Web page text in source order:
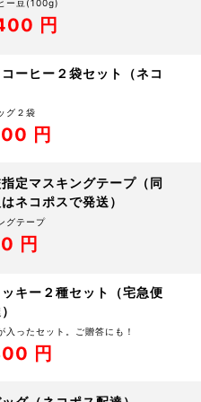
ー豆(100g)
円
ーヒー２袋セット（ネコ
グ２袋
円
定マスキングテープ（同
ネコポスで発送）
グテープ
円
キー２種セット（宅急便
入ったセット。ご贈答にも！
円